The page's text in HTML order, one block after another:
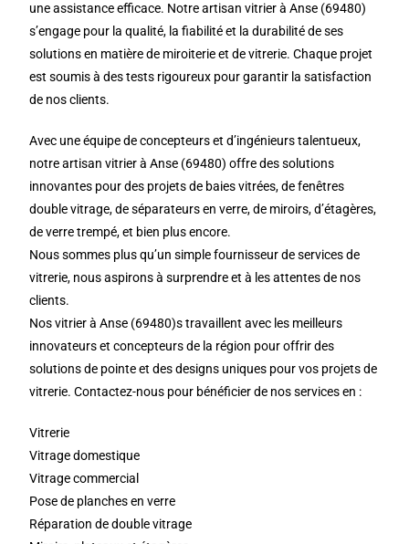
une assistance efficace. Notre artisan vitrier à Anse (69480)
s’engage pour la qualité, la fiabilité et la durabilité de ses
solutions en matière de miroiterie et de vitrerie. Chaque projet
est soumis à des tests rigoureux pour garantir la satisfaction
de nos clients.
Avec une équipe de concepteurs et d’ingénieurs talentueux,
notre artisan vitrier à Anse (69480) offre des solutions
innovantes pour des projets de baies vitrées, de fenêtres
double vitrage, de séparateurs en verre, de miroirs, d’étagères,
de verre trempé, et bien plus encore.
Nous sommes plus qu’un simple fournisseur de services de
vitrerie, nous aspirons à surprendre et à les attentes de nos
clients.
Nos vitrier à Anse (69480)s travaillent avec les meilleurs
innovateurs et concepteurs de la région pour offrir des
solutions de pointe et des designs uniques pour vos projets de
vitrerie. Contactez-nous pour bénéficier de nos services en :
Vitrerie
Vitrage domestique
Vitrage commercial
Pose de planches en verre
Réparation de double vitrage